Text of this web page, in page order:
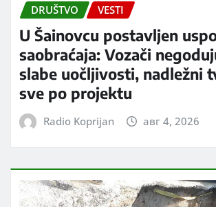
DRUŠTVO VESTI
U Šainovcu postavljen
saobraćaja: Vozači
slabe uočljivosti, nadležni
sve po projektu
Radio Koprijan авг 4, 2026